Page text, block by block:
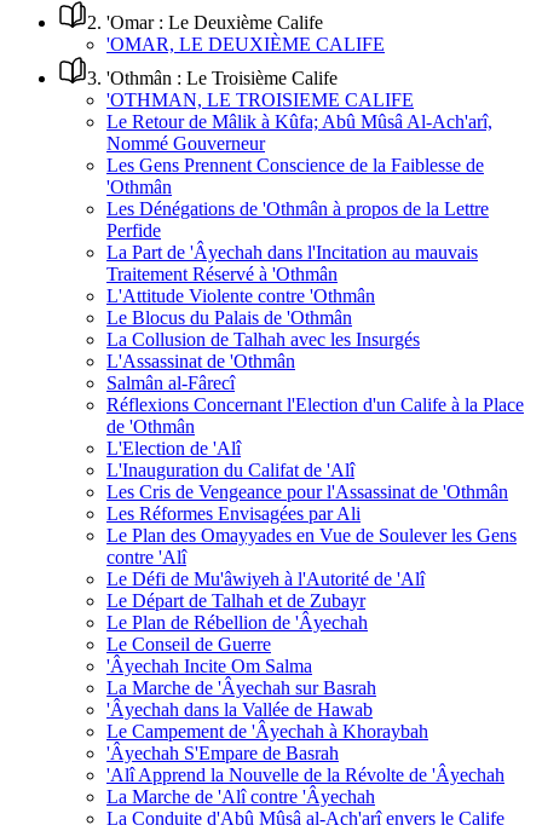
2. 'Omar : Le Deuxième Calife
'OMAR, LE DEUXIÈME CALIFE
3. 'Othmân : Le Troisième Calife
'OTHMAN, LE TROISIEME CALIFE
Le Retour de Mâlik à Kûfa; Abû Mûsâ Al-Ach'arî,
Nommé Gouverneur
Les Gens Prennent Conscience de la Faiblesse de
'Othmân
Les Dénégations de 'Othmân à propos de la Lettre
Perfide
La Part de 'Âyechah dans l'Incitation au mauvais
Traitement Réservé à 'Othmân
L'Attitude Violente contre 'Othmân
Le Blocus du Palais de 'Othmân
La Collusion de Talhah avec les Insurgés
L'Assassinat de 'Othmân
Salmân al-Fârecî
Réflexions Concernant l'Election d'un Calife à la Place
de 'Othmân
L'Election de 'Alî
L'Inauguration du Califat de 'Alî
Les Cris de Vengeance pour l'Assassinat de 'Othmân
Les Réformes Envisagées par Ali
Le Plan des Omayyades en Vue de Soulever les Gens
contre 'Alî
Le Défi de Mu'âwiyeh à l'Autorité de 'Alî
Le Départ de Talhah et de Zubayr
Le Plan de Rébellion de 'Âyechah
Le Conseil de Guerre
'Âyechah Incite Om Salma
La Marche de 'Âyechah sur Basrah
'Âyechah dans la Vallée de Hawab
Le Campement de 'Âyechah à Khoraybah
'Âyechah S'Empare de Basrah
'Alî Apprend la Nouvelle de la Révolte de 'Âyechah
La Marche de 'Alî contre 'Âyechah
La Conduite d'Abû Mûsâ al-Ach'arî envers le Calife